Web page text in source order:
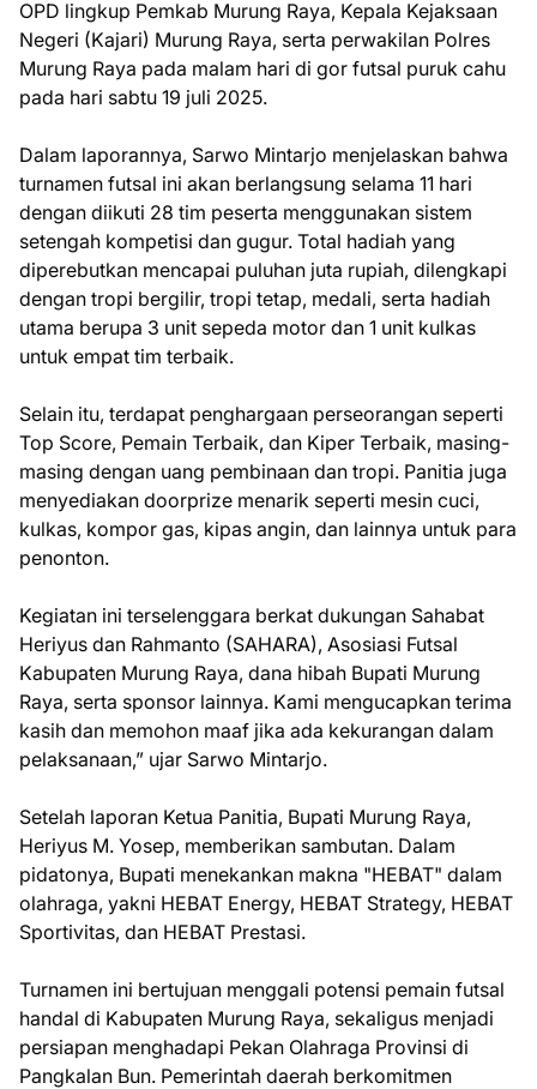
OPD lingkup Pemkab Murung Raya, Kepala Kejaksaan
Negeri (Kajari) Murung Raya, serta perwakilan Polres
Murung Raya pada malam hari di gor futsal puruk cahu
pada hari sabtu 19 juli 2025.
Dalam laporannya, Sarwo Mintarjo menjelaskan bahwa
turnamen futsal ini akan berlangsung selama 11 hari
dengan diikuti 28 tim peserta menggunakan sistem
setengah kompetisi dan gugur. Total hadiah yang
diperebutkan mencapai puluhan juta rupiah, dilengkapi
dengan tropi bergilir, tropi tetap, medali, serta hadiah
utama berupa 3 unit sepeda motor dan 1 unit kulkas
untuk empat tim terbaik.
Selain itu, terdapat penghargaan perseorangan seperti
Top Score, Pemain Terbaik, dan Kiper Terbaik, masing-
masing dengan uang pembinaan dan tropi. Panitia juga
menyediakan doorprize menarik seperti mesin cuci,
kulkas, kompor gas, kipas angin, dan lainnya untuk para
penonton.
Kegiatan ini terselenggara berkat dukungan Sahabat
Heriyus dan Rahmanto (SAHARA), Asosiasi Futsal
Kabupaten Murung Raya, dana hibah Bupati Murung
Raya, serta sponsor lainnya. Kami mengucapkan terima
kasih dan memohon maaf jika ada kekurangan dalam
pelaksanaan,” ujar Sarwo Mintarjo.
Setelah laporan Ketua Panitia, Bupati Murung Raya,
Heriyus M. Yosep, memberikan sambutan. Dalam
pidatonya, Bupati menekankan makna "HEBAT" dalam
olahraga, yakni HEBAT Energy, HEBAT Strategy, HEBAT
Sportivitas, dan HEBAT Prestasi.
Turnamen ini bertujuan menggali potensi pemain futsal
handal di Kabupaten Murung Raya, sekaligus menjadi
persiapan menghadapi Pekan Olahraga Provinsi di
Pangkalan Bun. Pemerintah daerah berkomitmen